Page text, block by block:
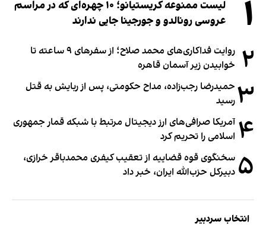
۱
لیست ممنوعه کریستیانو؛ ۱۰ چهره‌ای که در مراسم
عروسی رونالدو و جورجینا جایی ندارند
۲
روایت فداکاری‌های محمد صلاح؛ از سفرهای ۹ ساعته تا
خوابیدن زیر آسمان قاهره
۳ حمیدرضا رجب‌زاده، مداح حکومتی، پس از ربایش به قتل
رسید
۴ آمریکا صرافی‌های ارز دیجیتال مرتبط با شبکه قمار جمهوری
اسلامی را تحریم کرد
۵ سخنگوی قوه قضاییه از تعقیب کیفری محمدباقر خرازی،
دبیر‌کل حزب‌الله ایران، خبر داد
انتخاب سردبیر